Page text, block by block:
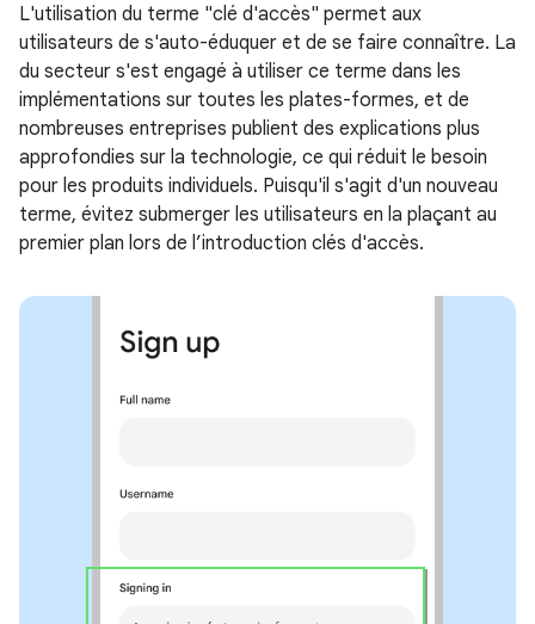
L'utilisation du terme "clé d'accès" permet aux
utilisateurs de s'auto-éduquer et de se faire connaître. La
du secteur s'est engagé à utiliser ce terme dans les
implémentations sur toutes les plates-formes, et de
nombreuses entreprises publient des explications plus
approfondies sur la technologie, ce qui réduit le besoin
pour les produits individuels. Puisqu'il s'agit d'un nouveau
terme, évitez submerger les utilisateurs en la plaçant au
premier plan lors de l’introduction clés d'accès.